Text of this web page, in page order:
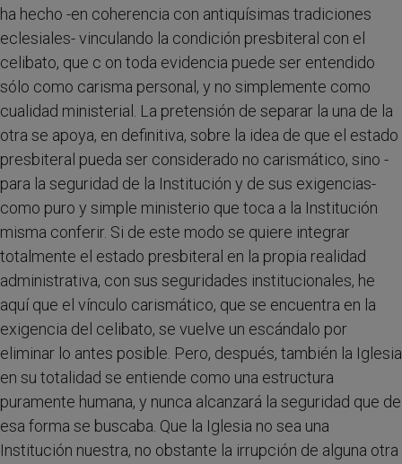
ha hecho -en coherencia con antiquísimas tradiciones
eclesiales- vinculando la condición presbiteral con el
celibato, que c on toda evidencia puede ser entendido
sólo como carisma personal, y no simplemente como
cualidad ministerial. La pretensión de separar la una de la
otra se apoya, en definitiva, sobre la idea de que el estado
presbiteral pueda ser considerado no carismático, sino -
para la seguridad de la Institución y de sus exigencias-
como puro y simple ministerio que toca a la Institución
misma conferir. Si de este modo se quiere integrar
totalmente el estado presbiteral en la propia realidad
administrativa, con sus seguridades institucionales, he
aquí que el vínculo carismático, que se encuentra en la
exigencia del celibato, se vuelve un escándalo por
eliminar lo antes posible. Pero, después, también la Iglesia
en su totalidad se entiende como una estructura
puramente humana, y nunca alcanzará la seguridad que de
esa forma se buscaba. Que la Iglesia no sea una
Institución nuestra, no obstante la irrupción de alguna otra